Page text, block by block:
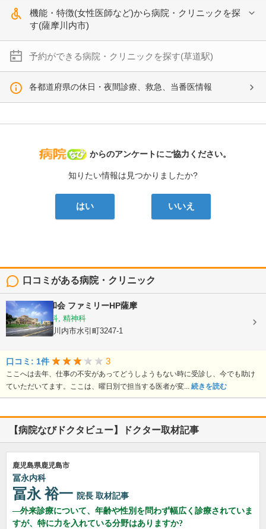
機能・特徴(女性医師など)から病院・クリニックを探
す(薩摩川内市)
予約ができる病院・クリニックを探す(草道駅)
各都道府県の休日・夜間診療、救急、当番医情報
病院なび
からのアンケートにご協力ください。
知りたい情報は見つかりましたか?
はい いいえ
口コミがある病院・クリニック
医療法人静和会 ファミリーHP薩摩
内科, 心療内科, 精神科
鹿児島県薩摩川内市水引町3247-1
口コミ: 1件 3
ここへは去年、仕事の不安があってどうしようもない時に受診し、今でも助け
ていただいてます。ここは、曜日別で担当する医者が変... 続きを読む
【病院なびドクタビュー】ドクター取材記事
鹿児島県鹿児島市
冨永内科
冨永 裕一 院長 取材記事
外来診療について、年齢や性別を問わず幅広く診療されていま
すが、特に力を入れている分野はありますか?